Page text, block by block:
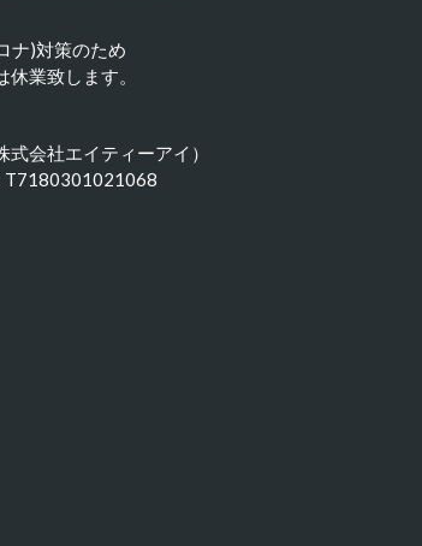
ナ)対策のため
業致します。
会社エイティーアイ）
T7180301021068